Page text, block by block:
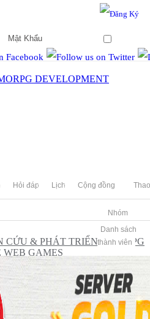
Hỏi đáp Lịch Cộng đồng
Nhóm
Danh sách
thành viên
CỨU & PHÁT TRIỂN MMORPG
GAMES